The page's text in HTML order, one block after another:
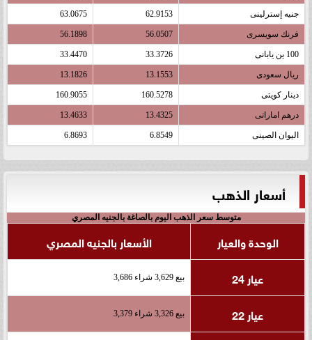
جنيه إسترلينى 62.9153
63.0675
فرنك سويسرى 56.0507
56.1898
100 ين يابانى 33.3726
33.4470
ريال سعودى 13.1553
13.1826
دينار كويتى 160.5278
160.9055
درهم اماراتى 13.4325
13.4633
اليوان الصينى 6.8549
6.8693
أسعار الذهب
متوسط سعر الذهب اليوم بالصاغة بالجنيه المصري
الوحدة والعيار
الأسعار بالجنيه المصري
عيار 24
بيع 3,629 شراء 3,686
عيار 22 بيع 3,326 شراء 3,379